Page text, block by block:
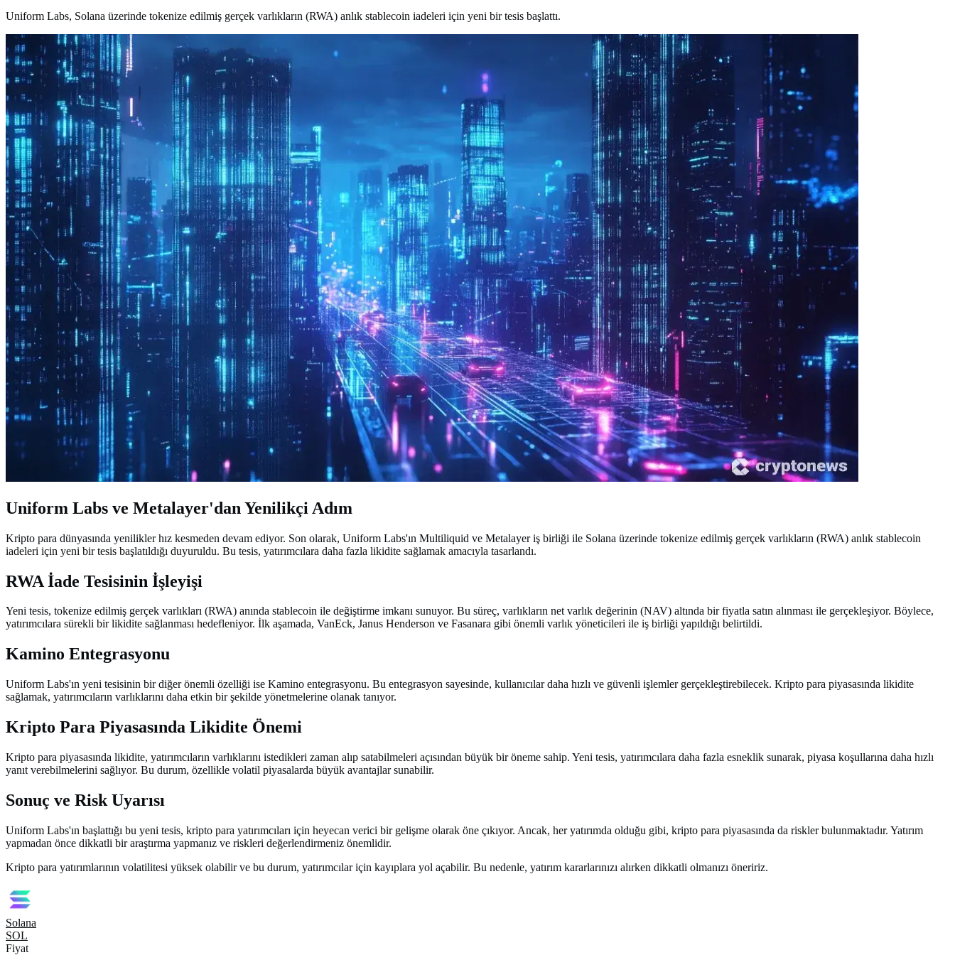
Uniform Labs, Solana üzerinde tokenize edilmiş gerçek varlıkların (RWA) anlık stablecoin iadeleri için yeni bir tesis başlattı.
Uniform Labs ve Metalayer'dan Yenilikçi Adım
Kripto para dünyasında yenilikler hız kesmeden devam ediyor. Son olarak, Uniform Labs'ın Multiliquid ve Metalayer iş birliği ile Solana üzerinde tokenize edilmiş gerçek varlıkların (RWA) anlık stablecoin
iadeleri için yeni bir tesis başlatıldığı duyuruldu. Bu tesis, yatırımcılara daha fazla likidite sağlamak amacıyla tasarlandı.
RWA İade Tesisinin İşleyişi
Yeni tesis, tokenize edilmiş gerçek varlıkları (RWA) anında stablecoin ile değiştirme imkanı sunuyor. Bu süreç, varlıkların net varlık değerinin (NAV) altında bir fiyatla satın alınması ile gerçekleşiyor. Böylece,
yatırımcılara sürekli bir likidite sağlanması hedefleniyor. İlk aşamada, VanEck, Janus Henderson ve Fasanara gibi önemli varlık yöneticileri ile iş birliği yapıldığı belirtildi.
Kamino Entegrasyonu
Uniform Labs'ın yeni tesisinin bir diğer önemli özelliği ise Kamino entegrasyonu. Bu entegrasyon sayesinde, kullanıcılar daha hızlı ve güvenli işlemler gerçekleştirebilecek. Kripto para piyasasında likidite
sağlamak, yatırımcıların varlıklarını daha etkin bir şekilde yönetmelerine olanak tanıyor.
Kripto Para Piyasasında Likidite Önemi
Kripto para piyasasında likidite, yatırımcıların varlıklarını istedikleri zaman alıp satabilmeleri açısından büyük bir öneme sahip. Yeni tesis, yatırımcılara daha fazla esneklik sunarak, piyasa koşullarına daha hızlı
yanıt verebilmelerini sağlıyor. Bu durum, özellikle volatil piyasalarda büyük avantajlar sunabilir.
Sonuç ve Risk Uyarısı
Uniform Labs'ın başlattığı bu yeni tesis, kripto para yatırımcıları için heyecan verici bir gelişme olarak öne çıkıyor. Ancak, her yatırımda olduğu gibi, kripto para piyasasında da riskler bulunmaktadır. Yatırım
yapmadan önce dikkatli bir araştırma yapmanız ve riskleri değerlendirmeniz önemlidir.
Kripto para yatırımlarının volatilitesi yüksek olabilir ve bu durum, yatırımcılar için kayıplara yol açabilir. Bu nedenle, yatırım kararlarınızı alırken dikkatli olmanızı öneririz.
Solana
SOL
Fiyat